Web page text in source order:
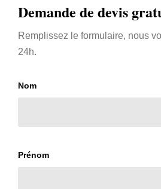
Demande de devis
Remplissez le formulaire, nous
24h.
Nom
Prénom